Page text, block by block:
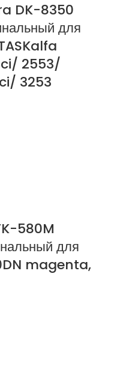
DK-8350
для
2553/
3253
580M
для
magenta,